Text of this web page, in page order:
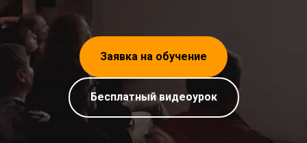
Заявка на обучение
Бесплатный видеоурок